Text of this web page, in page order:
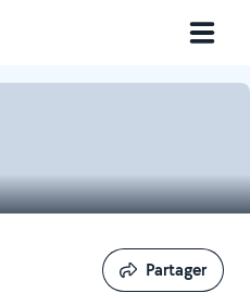
Partager
Partager